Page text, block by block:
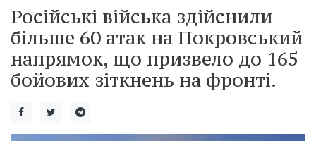
Російські війська здійснили
більше 60 атак на Покровський
напрямок, що призвело до 165
бойових зіткнень на фронті.